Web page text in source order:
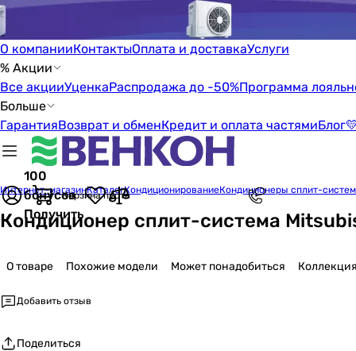
О компанииКонтактыОплата и доставкаУслуги
% Акции
Все акцииУценкаРаспродажа до -50%Программа
Больше
ГарантияВозврат и обменКредит и оплата частямиБлог
100
бонусов
Получить
Корзина пуста
Интернет-магазинКаталогКондиционированиеКондиционеры сплит-
Кондиционер сплит-система
О товаре Похожие модели Может понадобиться
Добавить отзыв
Поделиться